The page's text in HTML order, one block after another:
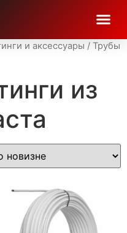
и аксессуары / Трубы
из